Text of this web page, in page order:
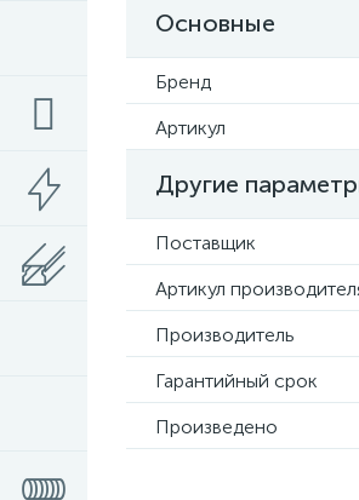
Основные
Бренд
Артикул
Другие
Поставщик
Артикул
Производитель
Гарантийный срок
Произведено